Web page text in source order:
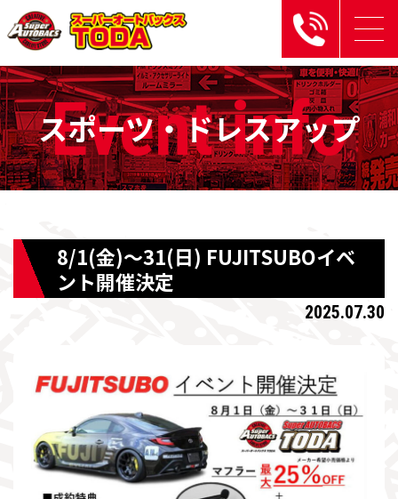
Eventinfo
スポーツ・ドレスアップ
8/1(金)〜31(日) FUJITSUBOイベ
ント開催決定
2025.07.30